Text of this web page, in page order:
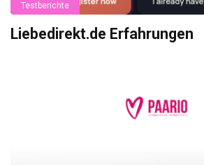
Testberichte
Liebedirekt.de Erfahrungen